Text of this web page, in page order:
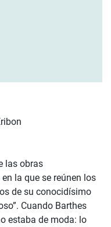
las obras
la que se reúnen los
de su conocidísimo
Cuando Barthes
estaba de moda: lo